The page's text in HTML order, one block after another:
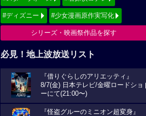
#ディズニー #少女漫画原作実写化
シリーズ・映画祭作品を探す
必見！地上波放送リスト
『借りぐらしのアリエッティ』
8/7(金) 日本テレビ/金曜ロードショ
ーにて(21:00〜)
『怪盗グルーのミニオン超変身』